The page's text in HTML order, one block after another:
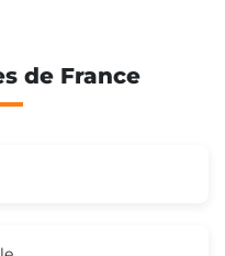
de France